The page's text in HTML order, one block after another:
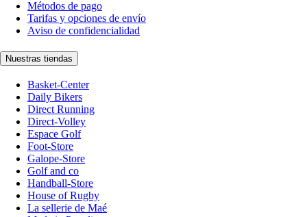
Métodos de pago
Tarifas y opciones de envío
Aviso de confidencialidad
Nuestras tiendas
Basket-Center
Daily Bikers
Direct Running
Direct-Volley
Espace Golf
Foot-Store
Galope-Store
Golf and co
Handball-Store
House of Rugby
La sellerie de Maé